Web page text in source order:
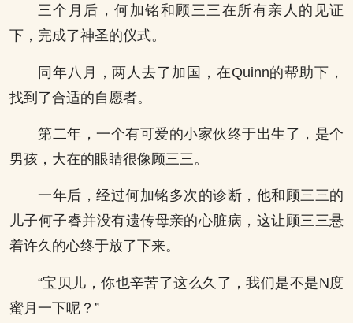
三个月后，何加铭和顾三三在所有亲人的见证
下，完成了神圣的仪式。
同年八月，两人去了加国，在Quinn的帮助下，
找到了合适的自愿者。
第二年，一个有可爱的小家伙终于出生了，是个
男孩，大在的眼睛很像顾三三。
一年后，经过何加铭多次的诊断，他和顾三三的
儿子何子睿并没有遗传母亲的心脏病，这让顾三三悬
着许久的心终于放了下来。
“宝贝儿，你也辛苦了这么久了，我们是不是N度
蜜月一下呢？”